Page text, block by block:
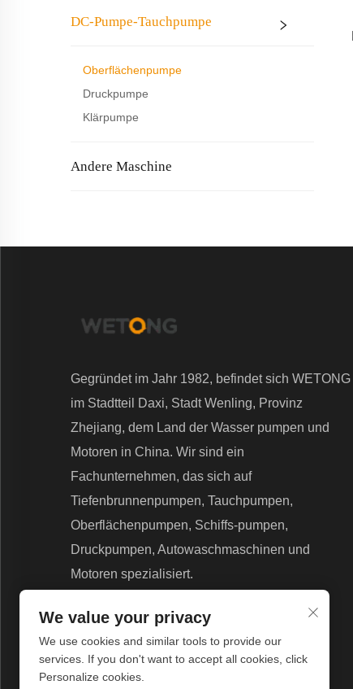
DC-Pumpe-Tauchpumpe
Oberflächenpumpe
Druckpumpe
Klärpumpe
Andere Maschine
Gegründet im Jahr 1982, befindet sich WETONG
im Stadtteil Daxi, Stadt Wenling, Provinz
Zhejiang, dem Land der Wasser pumpen und
Motoren in China. Wir sind ein
Fachunternehmen, das sich auf
Tiefenbrunnenpumpen, Tauchpumpen,
Oberflächenpumpen, Schiffs-pumpen,
Druckpumpen, Autowaschmaschinen und
Motoren spezialisiert.
We value your privacy
We use cookies and similar tools to provide our
services. If you don't want to accept all cookies, click
Personalize cookies.